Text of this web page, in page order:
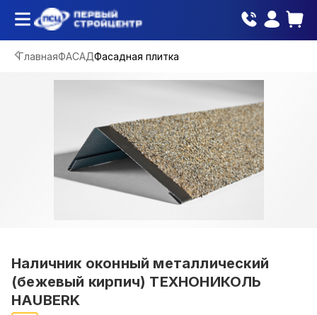
ГлавнаяФАСАДФасадная плитка
Наличник оконный металлический
(бежевый кирпич) ТЕХНОНИКОЛЬ
HAUBERK